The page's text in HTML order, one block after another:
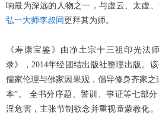
响最为深远的人物之一，与虚云、太虚、
弘一大师李叔同 更拜其为师。
《寿康宝鉴》由净土宗十三祖印光法
录》，2014年经团结出版社整理出版。
儒家伦理与佛家因果观，倡导修身齐家之
本”。 全书分序题、警训、事证等七部
淫危害，主张节制欲念并重视童蒙教化